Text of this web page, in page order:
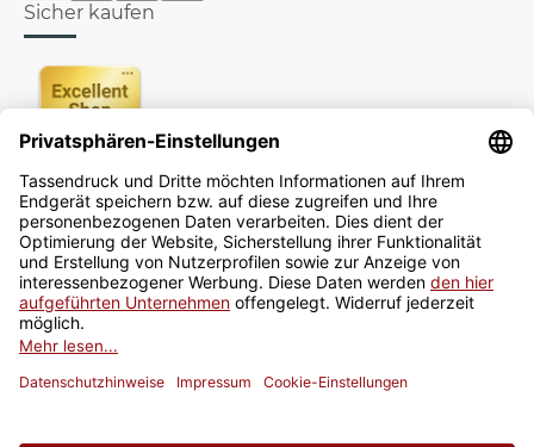
Sicher kaufen
Newsletter